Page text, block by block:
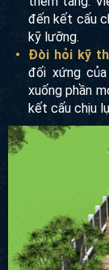
đến kết cấu
kỹ lưỡng.
Đòi hỏi kỹ
đối xứng
xuống phần
kết cấu chịu